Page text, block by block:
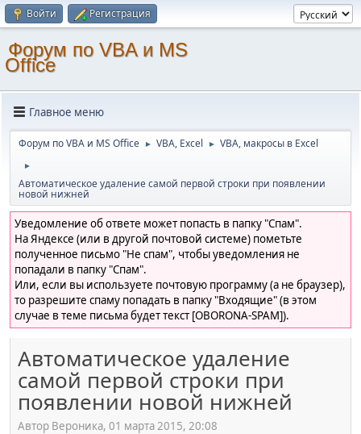
Войти Регистрация
Форум по VBA и MS
Office
Главное меню
Форум по VBA и MS Office ► VBA, Excel ► VBA, макросы в Excel
►
Автоматическое удаление самой первой строки при появлении
новой нижней
Уведомление об ответе может попасть в папку "Спам".
На Яндексе (или в другой почтовой системе) пометьте
полученное письмо "Не спам", чтобы уведомления не
попадали в папку "Спам".
Или, если вы используете почтовую программу (а не браузер),
то разрешите спаму попадать в папку "Входящие" (в этом
случае в теме письма будет текст [OBORONA-SPAM]).
Автоматическое удаление
самой первой строки при
появлении новой нижней
Автор Вероника, 01 марта 2015, 20:08